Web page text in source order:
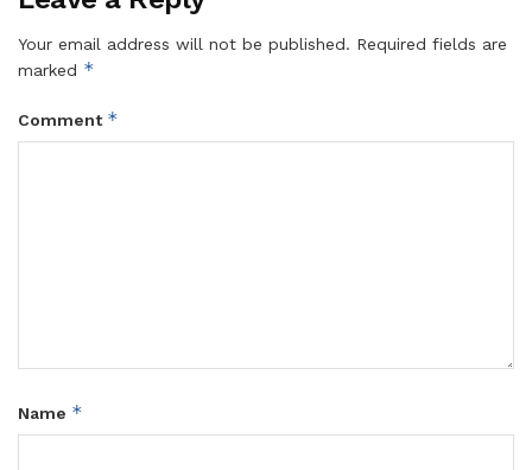
Your email address will not be published. Required fields are
marked *
Comment *
Name *